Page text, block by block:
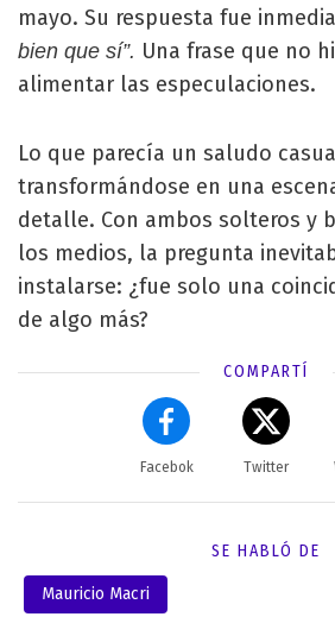
mayo. Su respuesta fue
bien que sí”. Una frase que no
alimentar las especulaciones.
Lo que parecía un saludo
transformándose en una
detalle. Con ambos solteros y
los medios, la pregunta
instalarse: ¿fue solo una
de algo más?
COMPARTÍ
Facebok Twitter
SE HABLÓ DE
Mauricio Macri